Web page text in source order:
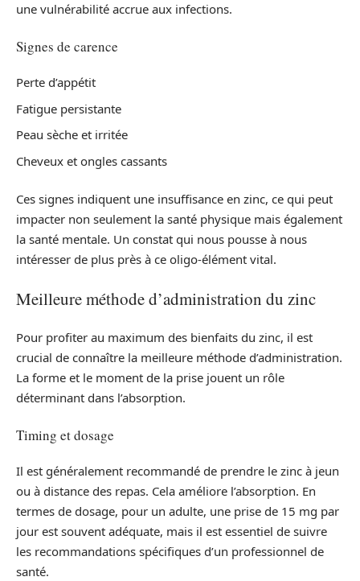
une vulnérabilité accrue aux infections.
Signes de carence
Perte d’appétit
Fatigue persistante
Peau sèche et irritée
Cheveux et ongles cassants
Ces signes indiquent une insuffisance en zinc, ce qui peut
impacter non seulement la santé physique mais également
la santé mentale. Un constat qui nous pousse à nous
intéresser de plus près à ce oligo-élément vital.
Meilleure méthode d’administration du zinc
Pour profiter au maximum des bienfaits du zinc, il est
crucial de connaître la meilleure méthode d’administration.
La forme et le moment de la prise jouent un rôle
déterminant dans l’absorption.
Timing et dosage
Il est généralement recommandé de prendre le zinc à jeun
ou à distance des repas. Cela améliore l’absorption. En
termes de dosage, pour un adulte, une prise de 15 mg par
jour est souvent adéquate, mais il est essentiel de suivre
les recommandations spécifiques d’un professionnel de
santé.